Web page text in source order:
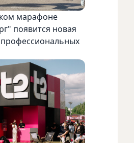
марафоне
появится новая
профессиональных